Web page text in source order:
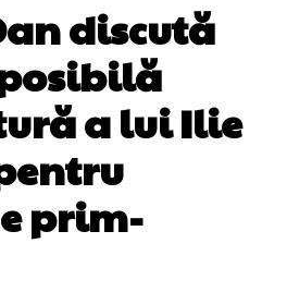
discută
a lui Ilie
prim-